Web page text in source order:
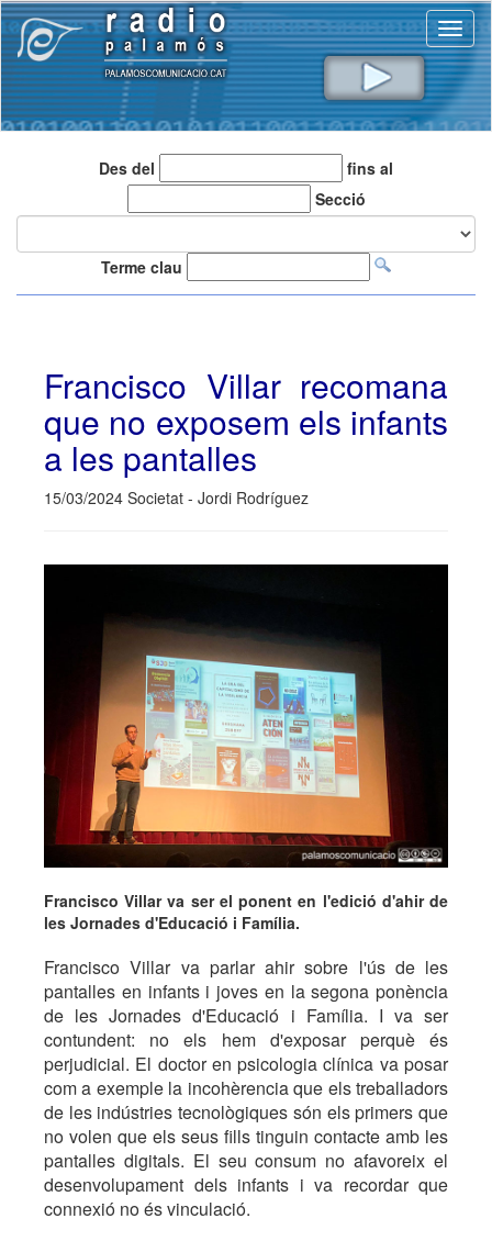
Des del
fins al
Secció
Terme clau
Francisco Villar recomana
que no exposem els infants
a les pantalles
15/03/2024 Societat - Jordi Rodríguez
Francisco Villar va ser el ponent en l'edició d'ahir de
les Jornades d'Educació i Família.
Francisco Villar va parlar ahir sobre l'ús de les
pantalles en infants i joves en la segona ponència
de les Jornades d'Educació i Família. I va ser
contundent: no els hem d'exposar perquè és
perjudicial. El doctor en psicologia clínica va posar
com a exemple la incohèrencia que els treballadors
de les indústries tecnològiques són els primers que
no volen que els seus fills tinguin contacte amb les
pantalles digitals. El seu consum no afavoreix el
desenvolupament dels infants i va recordar que
connexió no és vinculació.